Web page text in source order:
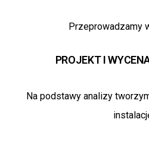
Przeprowadzamy
PROJEKT I
Na podstawy analizy